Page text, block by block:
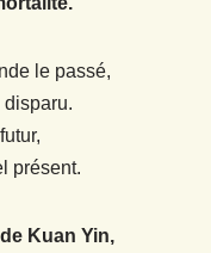
le passé,
disparu.
présent.
Kuan Yin,